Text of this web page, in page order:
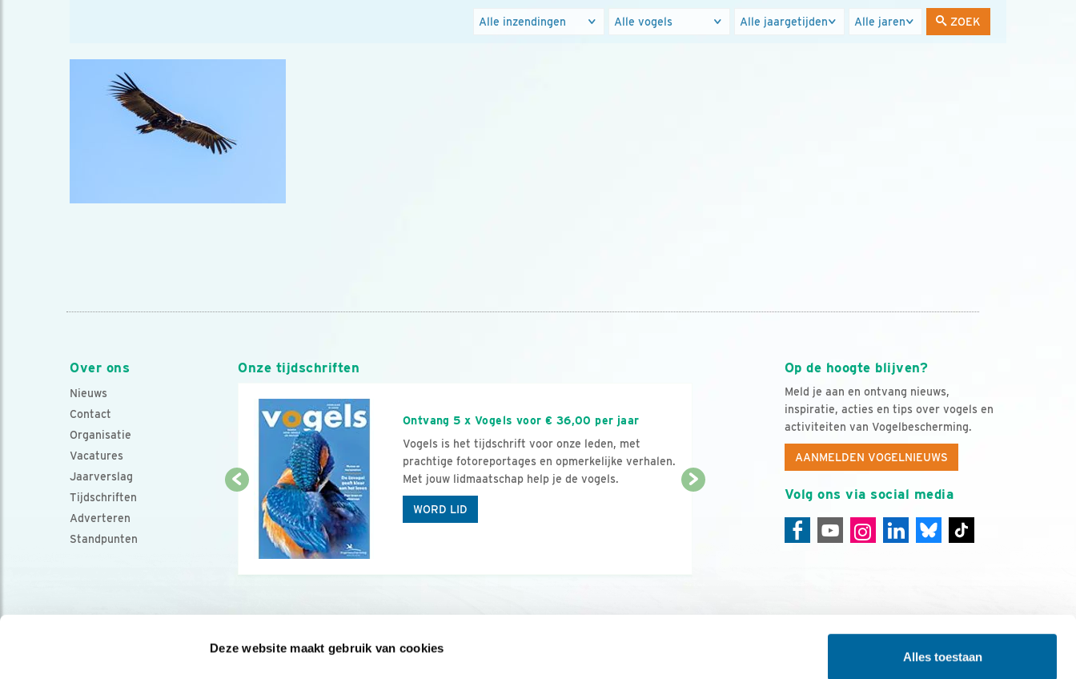
Deze website maakt gebruik van cookies
Alles toestaan
Foto's
Populaire
Jaargetijden Jaren ZOEK
Over ons
Nieuws
Contact
Organisatie
Vacatures
Jaarverslag
Tijdschriften
Adverteren
Standpunten
Op de hoogte blijven?
Meld je aan en ontvang nieuws,
inspiratie, acties en tips over vogels en
activiteiten van Vogelbescherming.
AANMELDEN VOGELNIEUWS
Volg ons via social media
Onze tijdschriften
Ontvang 5 x Vogels voor € 36,00 per jaar
Vogels is het tijdschrift voor onze leden, met
prachtige fotoreportages en opmerkelijke verhalen.
Met jouw lidmaatschap help je de vogels.
WORD LID